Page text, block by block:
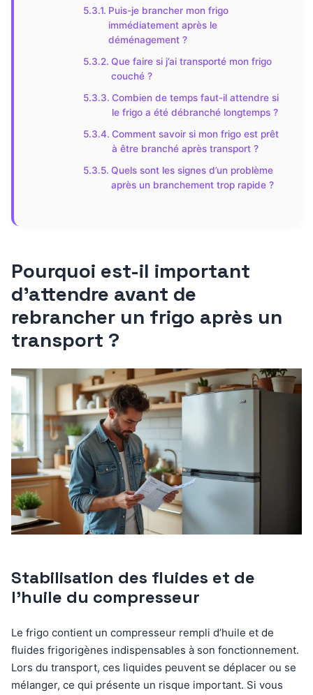
Puis-je brancher mon frigo
immédiatement après le
déménagement ?
Que faire si j’ai transporté mon frigo
couché ?
Combien de temps faut-il attendre si
le frigo a été débranché longtemps ?
Comment savoir si mon frigo est prêt
à être branché après transport ?
Quels sont les signes d’un problème
après un branchement trop rapide ?
Pourquoi est-il important
d’attendre avant de
rebrancher un frigo après un
transport ?
Stabilisation des fluides et de
l’huile du compresseur
Le frigo contient un compresseur rempli d’huile et de
fluides frigorigènes indispensables à son fonctionnement.
Lors du transport, ces liquides peuvent se déplacer ou se
mélanger, ce qui présente un risque important. Si vous